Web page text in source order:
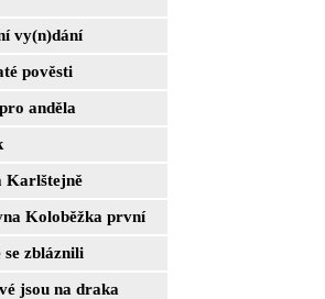
vy(n)dání
pověsti
anděla
Karlštejně
Koloběžka první
se zbláznili
jsou na draka